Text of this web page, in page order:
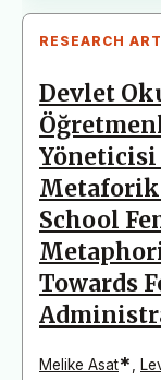
RESEARCH
Devlet
Metaforik
School
Towards
Melike Asat*